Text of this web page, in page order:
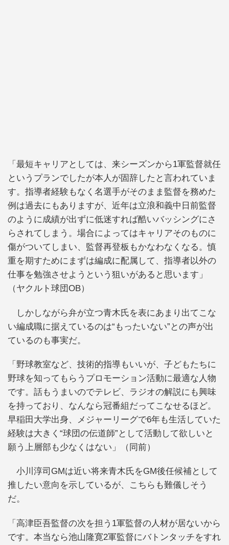
「最短キャリアとしては、来シーズンから1軍監督就任
というプランでしたが本人が固辞したと言われていま
す。指導者経験もなく名選手がそのまま監督を務めた
例は過去にもありますが、近年は立浪和義中日前監督
のように成績が出ずに低迷すれば酷いバッシングにさ
らされてしまう。場合によってはキャリアそのものに
傷がついてしまい、監督再登板もかなわなくなる。慎
重を期すためにまずは編成に配属して、指導者以外の
仕事を勉強させようという狙いがあると思います」
（ヤクルト球団OB）
しかしながら弁が立つ青木氏を表にあまり出てこな
い編成職に据えているのは“もったいない”との声が出
ているのも事実だ。
「野球教室など、技術的指導もいいが、子どもたちに
野球を知ってもらうプロモーション活動に最適な人物
です。話もうまいのでテレビ、ラジオの解説にも興味
を持っており、なんなら冠番組だってこなせるほど。
早稲田大学出身、メジャーリーグで6年も生活していた
経験は大きく“球団の伝道師”として活動して欲しいと
願う上層部も少なくはない」（同前）
小川淳司GMは近い将来青木氏をGM後任候補として
推したい意向を示しているが、こちらも難儀しそう
だ。
「高津臣吾監督の次を担う1軍監督の人材が居ないから
です。本当なら池山隆寛2軍監督にバトンタッチをすれ